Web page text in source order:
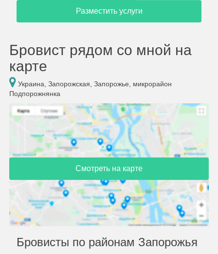
Разместить услуги
Бровист рядом со мной на
карте
Украина, Запорожская, Запорожье, микрорайон
Подпорожнянка
Смотреть на карте
Бровисты по районам Запорожья